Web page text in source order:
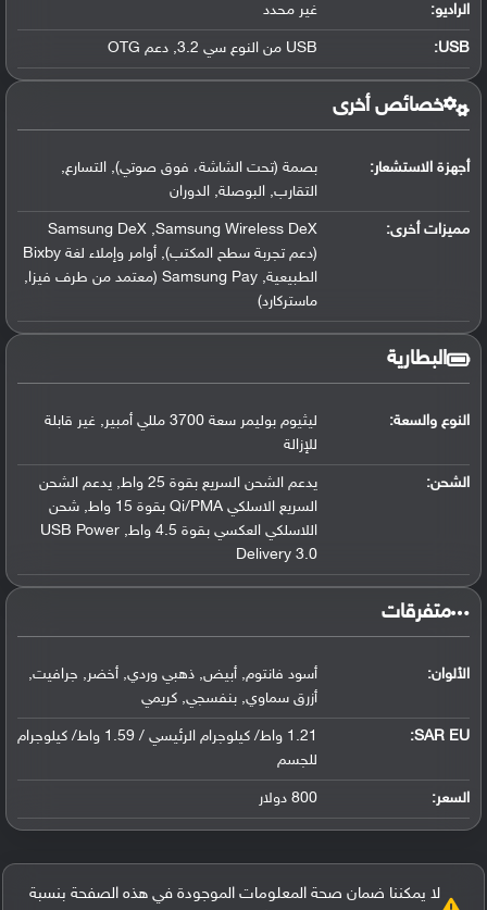
الراديو: غير محدد
USB
: USB من النوع سي 3.2, دعم OTG
خصائص أخرى
أجهزة الاستشعار:
بصمة (تحت الشاشة، فوق صوتي), التسارع,
التقارب, البوصلة, الدوران
مميزات أخرى:
Samsung DeX ,Samsung Wireless DeX
(دعم تجربة سطح المكتب), أوامر وإملاء لغة Bixby
الطبيعية, Samsung Pay (معتمد من طرف فيزا,
ماستركارد)
البطارية
النوع والسعة:
ليثيوم بوليمر سعة 3700 مللي أمبير, غير قابلة
للإزالة
الشحن:
يدعم الشحن السريع بقوة 25 واط, يدعم الشحن
السريع الاسلكي Qi/PMA بقوة 15 واط, شحن
اللاسلكي العكسي بقوة 4.5 واط, USB Power
Delivery 3.0
‏متفرقات‏
الألوان:
أسود فانتوم, أبيض, ذهبي وردي, أخضر, جرافيت,
أزرق سماوي, بنفسجي, كريمي
SAR EU:
1.21 واط/ كيلوجرام الرئيسي / 1.59 واط/ كيلوجرام
للجسم
السعر: 800 دولار
لا يمكننا ضمان صحة المعلومات الموجودة في هذه الصفحة بنسبة